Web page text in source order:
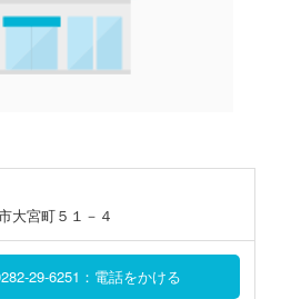
大宮町５１－４
29-6251：電話をかける